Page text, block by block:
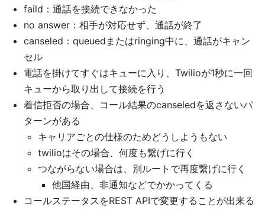
faild：通話を接続できなかった
no answer：相手が対応せず、通話が終了
canseled：queuedまたはringing中に、通話がキャン
セル
電話を掛けてすぐはキューに入り、Twilioが1秒に一回
キューから取り出して接続を行う
着信拒否の場合、コール結果のcanseledを返さないパ
ターンがある
キャリアごとの仕様のためどうしようもない
twilioはその場合、何度も繋げに行く
つながらない場合は、別ルートで再度繋げに行く
他国経由、非通知などでかかってくる
コールステータスをREST APIで変更することが出来る